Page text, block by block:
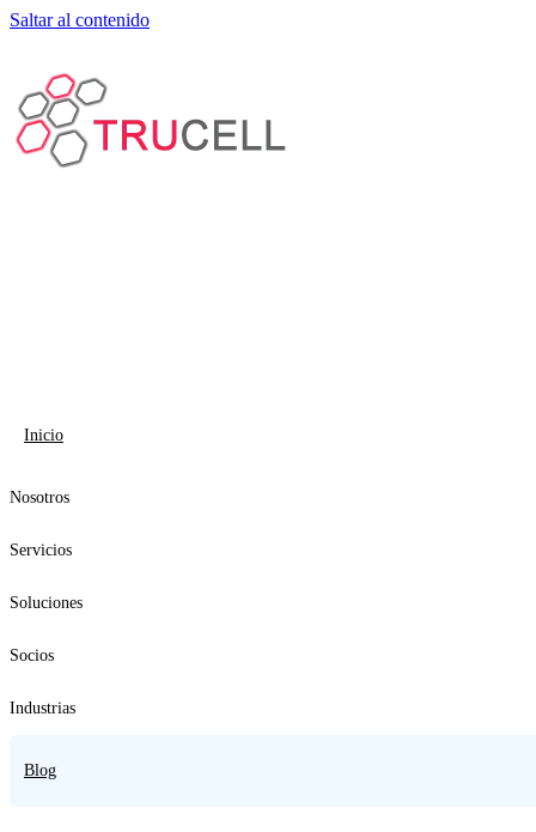
Saltar al contenido
Inicio
Nosotros
Servicios
Soluciones
Socios
Industrias
Blog